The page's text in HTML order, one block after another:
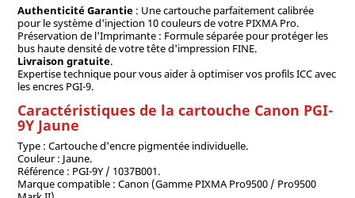
Authenticité Garantie: Une cartouche parfaitement calibrée
pour le système d'injection 10 couleurs de votre PIXMA Pro.
Préservation de l'Imprimante : Formule séparée pour protéger les
bus haute densité de votre tête d'impression FINE.
Livraison gratuite.
Expertise technique pour vous aider à optimiser vos profils ICC avec
les encres PGI-9.
Caractéristiques de la cartouche Canon PGI-
9Y Jaune
Type : Cartouche d'encre pigmentée individuelle.
Couleur : Jaune.
Référence : PGI-9Y / 1037B001.
Marque compatible : Canon (Gamme PIXMA Pro9500 / Pro9500